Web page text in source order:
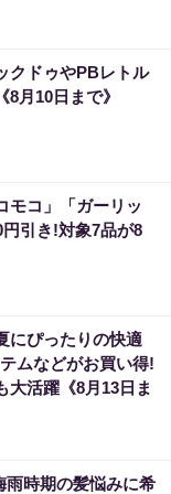
クドゥやPBレトル
8月10日まで》
モコ」「ガーリッ
引き!対象7品が8
にぴったりの快適
ムなどがお買い得!
大活躍《8月13日ま
雨時期の髪悩みに希